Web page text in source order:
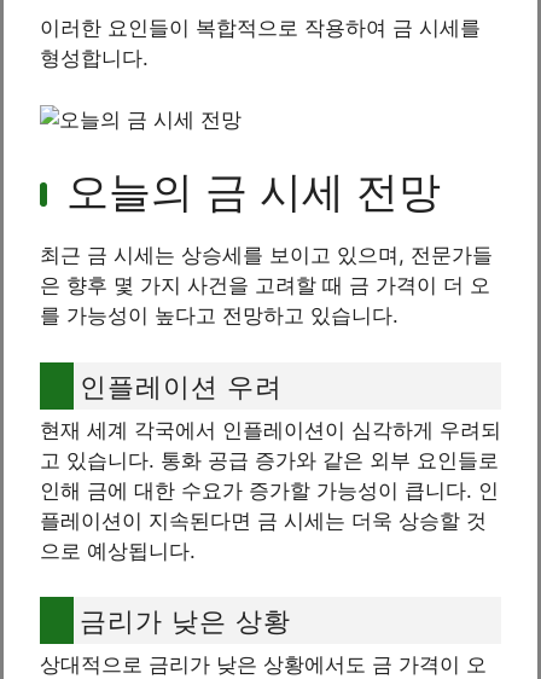
이러한 요인들이 복합적으로 작용하여 금 시세를
형성합니다.
오늘의 금 시세 전망
최근 금 시세는 상승세를 보이고 있으며, 전문가들
은 향후 몇 가지 사건을 고려할 때 금 가격이 더 오
를 가능성이 높다고 전망하고 있습니다.
인플레이션 우려
현재 세계 각국에서 인플레이션이 심각하게 우려되
고 있습니다. 통화 공급 증가와 같은 외부 요인들로
인해 금에 대한 수요가 증가할 가능성이 큽니다. 인
플레이션이 지속된다면 금 시세는 더욱 상승할 것
으로 예상됩니다.
금리가 낮은 상황
상대적으로 금리가 낮은 상황에서도 금 가격이 오